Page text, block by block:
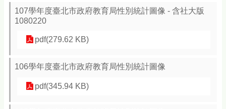
107學年度臺北市政府教育局性別統計圖像 - 含社大版
1080220
pdf(279.62 KB)
106學年度臺北市政府教育局性別統計圖像
pdf(345.94 KB)